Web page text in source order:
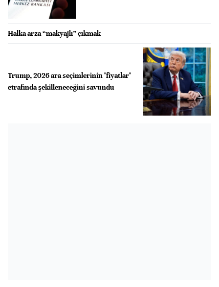
Halka arza “makyajlı” çıkmak
Trump, 2026 ara seçimlerinin "fiyatlar"
etrafında şekilleneceğini savundu